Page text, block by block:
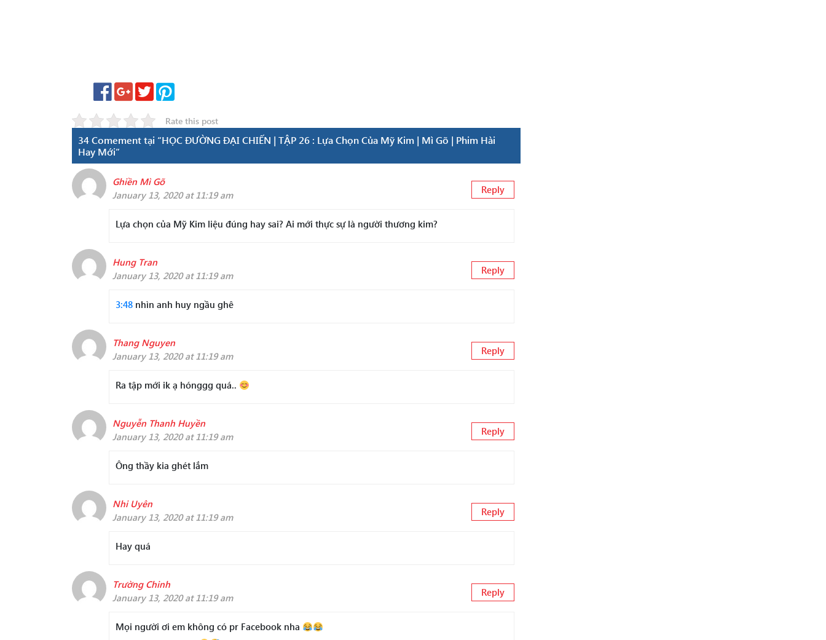
Rate this post
34 Comement tại “HỌC ĐƯỜNG ĐẠI CHIẾN | TẬP 26 : Lựa Chọn Của Mỹ Kim | Mì Gõ | Phim Hài
Hay Mới”
Ghiền Mì Gõ
January 13, 2020 at 11:19 am
Reply
Lựa chọn của Mỹ Kim liệu đúng hay sai? Ai mới thực sự là người thương kim?
Hung Tran
January 13, 2020 at 11:19 am
Reply
3:48 nhìn anh huy ngầu ghê
Thang Nguyen
January 13, 2020 at 11:19 am
Reply
Ra tập mới ik ạ hónggg quá..
Nguyễn Thanh Huyền
January 13, 2020 at 11:19 am
Reply
Ông thầy kia ghét lắm
Nhi Uyên
January 13, 2020 at 11:19 am
Reply
Hay quá
Trường Chinh
January 13, 2020 at 11:19 am
Reply
Mọi người ơi em không có pr Facebook nha